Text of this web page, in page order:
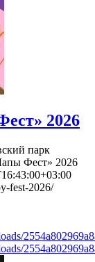
2026
парк
Фест» 2026
fest-2026/